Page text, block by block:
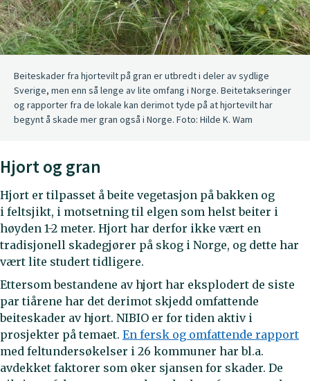
Beiteskader fra hjortevilt på gran er utbredt i deler av sydlige
Sverige, men enn så lenge av lite omfang i Norge. Beitetakseringer
og rapporter fra de lokale kan derimot tyde på at hjortevilt har
begynt å skade mer gran også i Norge. Foto: Hilde K. Wam
Hjort og gran
Hjort er tilpasset å beite vegetasjon på bakken og
i feltsjikt, i motsetning til elgen som helst beiter i
høyden 1-2 meter. Hjort har derfor ikke vært en
tradisjonell skadegjører på skog i Norge, og dette har
vært lite studert tidligere.
Ettersom bestandene av hjort har eksplodert de siste
par tiårene har det derimot skjedd omfattende
beiteskader av hjort. NIBIO er for tiden aktiv i
prosjekter på temaet. En fersk og omfattende rapport
med feltundersøkelser i 26 kommuner har bl.a.
avdekket faktorer som øker sjansen for skader. De